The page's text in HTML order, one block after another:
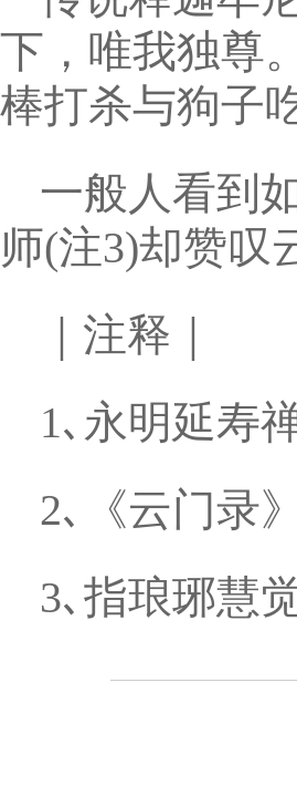
下，唯我独尊
棒打杀与狗子
一般人看到
师(注3)却赞叹
｜注释｜
1､永明延寿
2､《云门录
3､指琅琊慧